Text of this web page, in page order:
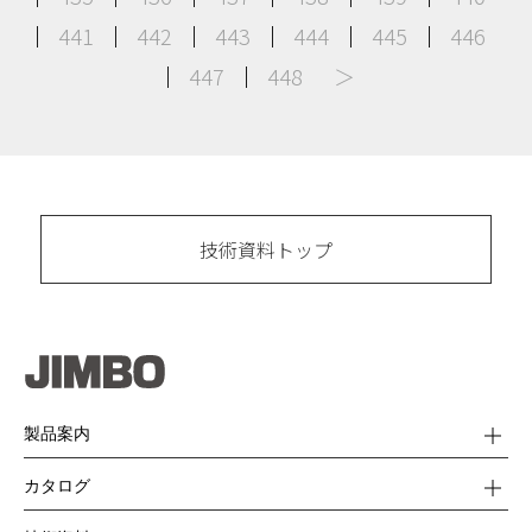
441
442 443 444 445
446
447
448
＞
技術資料トップ
製品案内
カタログ